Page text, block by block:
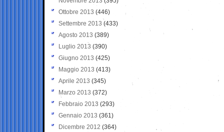
Ottobre 2013 (446)
Settembre 2013 (433)
Agosto 2013 (389)
Luglio 2013 (390)
Giugno 2013 (425)
Maggio 2013 (413)
Aprile 2013 (345)
Marzo 2013 (372)
Febbraio 2013 (293)
Gennaio 2013 (361)
Dicembre 2012 (364)